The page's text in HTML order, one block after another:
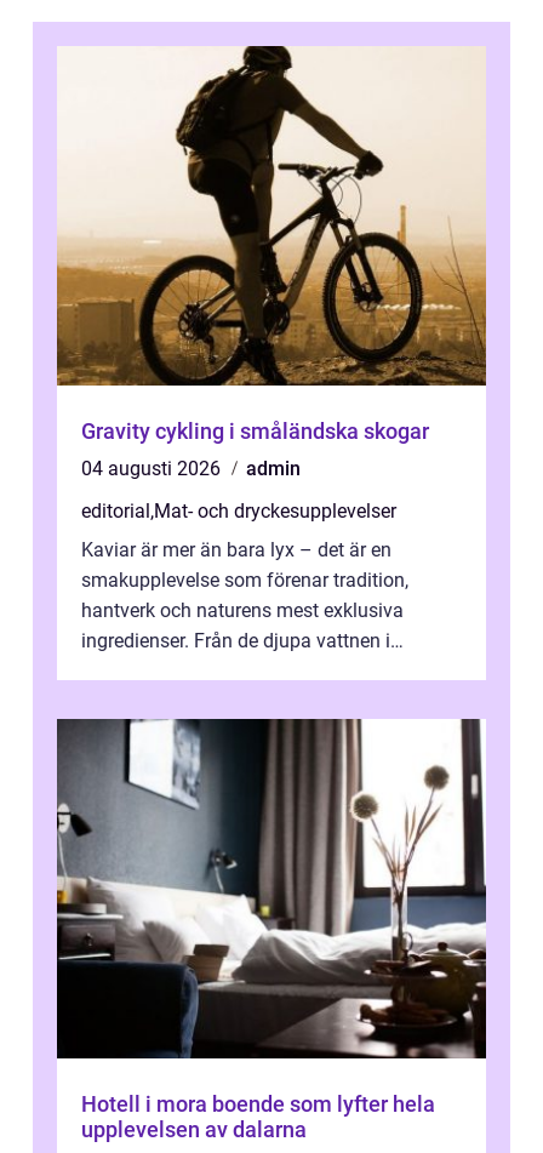
Gravity cykling i småländska skogar
04 augusti 2026
admin
editorial,Mat- och dryckesupplevelser
Kaviar är mer än bara lyx – det är en
smakupplevelse som förenar tradition,
hantverk och naturens mest exklusiva
ingredienser. Från de djupa vattnen i
Hotell i mora boende som lyfter hela
upplevelsen av dalarna